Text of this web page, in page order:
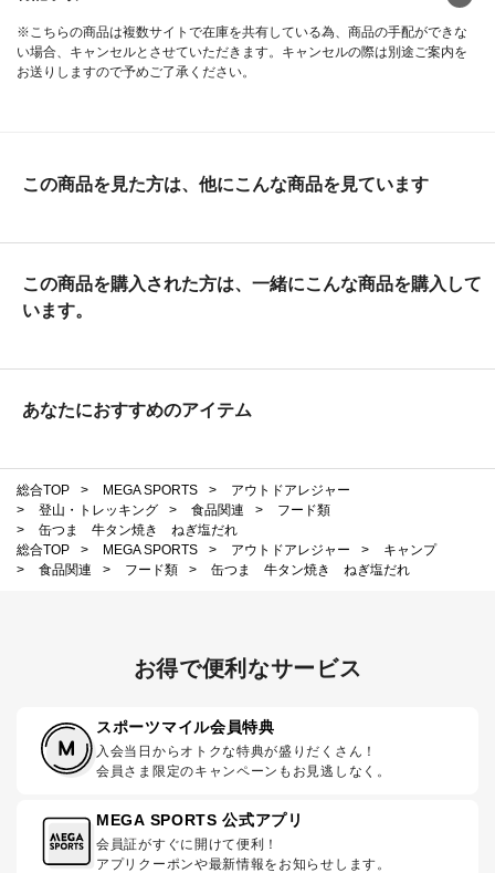
※こちらの商品は複数サイトで在庫を共有している為、商品の手配ができな
い場合、キャンセルとさせていただきます。キャンセルの際は別途ご案内を
お送りしますので予めご了承ください。
この商品を見た方は、他にこんな商品を見ています
この商品を購入された方は、一緒にこんな商品を購入して
います。
あなたにおすすめのアイテム
総合TOP > MEGA SPORTS >
アウトドアレジャー
>
登山・トレッキング > 食品関連 >
フード類
>
缶つま 牛タン焼き ねぎ塩だれ
総合TOP
> MEGA SPORTS > アウトドアレジャー >
キャンプ
>
食品関連 > フード類 > 缶つま 牛タン焼き ねぎ塩だれ
お得で便利なサービス
スポーツマイル会員特典
入会当日からオトクな特典が盛りだくさん！
会員さま限定のキャンペーンもお見逃しなく。
MEGA SPORTS 公式アプリ
会員証がすぐに開けて便利！
アプリクーポンや最新情報をお知らせします。